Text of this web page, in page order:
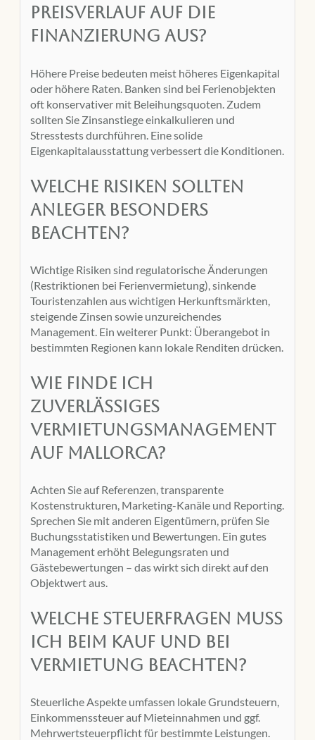
Preisverlauf auf die
Finanzierung aus?
Höhere Preise bedeuten meist höheres Eigenkapital
oder höhere Raten. Banken sind bei Ferienobjekten
oft konservativer mit Beleihungsquoten. Zudem
sollten Sie Zinsanstiege einkalkulieren und
Stresstests durchführen. Eine solide
Eigenkapitalausstattung verbessert die Konditionen.
Welche Risiken sollten
Anleger besonders
beachten?
Wichtige Risiken sind regulatorische Änderungen
(Restriktionen bei Ferienvermietung), sinkende
Touristenzahlen aus wichtigen Herkunftsmärkten,
steigende Zinsen sowie unzureichendes
Management. Ein weiterer Punkt: Überangebot in
bestimmten Regionen kann lokale Renditen drücken.
Wie finde ich
zuverlässiges
Vermietungsmanagement
auf Mallorca?
Achten Sie auf Referenzen, transparente
Kostenstrukturen, Marketing-Kanäle und Reporting.
Sprechen Sie mit anderen Eigentümern, prüfen Sie
Buchungsstatistiken und Bewertungen. Ein gutes
Management erhöht Belegungsraten und
Gästebewertungen – das wirkt sich direkt auf den
Objektwert aus.
Welche Steuerfragen muss
ich beim Kauf und bei
Vermietung beachten?
Steuerliche Aspekte umfassen lokale Grundsteuern,
Einkommenssteuer auf Mieteinnahmen und ggf.
Mehrwertsteuerpflicht für bestimmte Leistungen.